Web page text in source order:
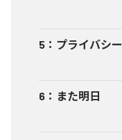
5 ： プライバシー
6 ： また明日